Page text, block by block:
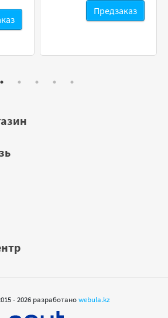
Предзаказ
- 2026 разработаноwebula.kz